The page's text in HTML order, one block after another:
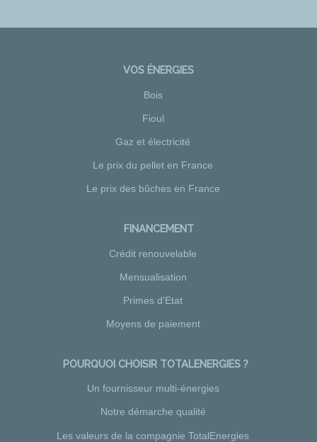
VOS ÉNERGIES
Bois
Fioul
Gaz et électricité
Le prix du pellet en France
Le prix des bûches en France
FINANCEMENT
Crédit renouvelable
Mensualisation
Primes d'Etat
Moyens de paiement
POURQUOI CHOISIR TOTALENERGIES ?
Un fournisseur multi-énergies
Notre démarche qualité
Les valeurs de la compagnie TotalEnergies